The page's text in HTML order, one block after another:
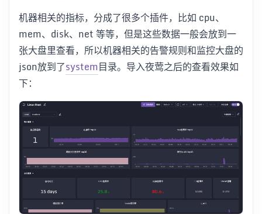
机器相关的指标，分成了很多个插件，比如 cpu、
mem、disk、net 等等，但是这些数据一般会放到一
张大盘里查看，所以机器相关的告警规则和监控大盘的
json放到了system目录。导入夜莺之后的查看效果如
下：